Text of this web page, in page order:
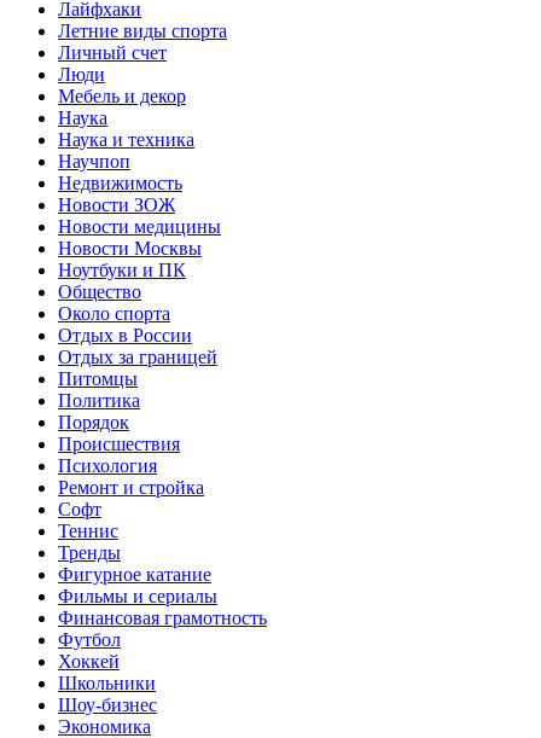
Лайфхаки
Летние виды спорта
Личный счет
Люди
Мебель и декор
Наука
Наука и техника
Научпоп
Недвижимость
Новости ЗОЖ
Новости медицины
Новости Москвы
Ноутбуки и ПК
Общество
Около спорта
Отдых в России
Отдых за границей
Питомцы
Политика
Порядок
Происшествия
Психология
Ремонт и стройка
Софт
Теннис
Тренды
Фигурное катание
Фильмы и сериалы
Финансовая грамотность
Футбол
Хоккей
Школьники
Шоу-бизнес
Экономика